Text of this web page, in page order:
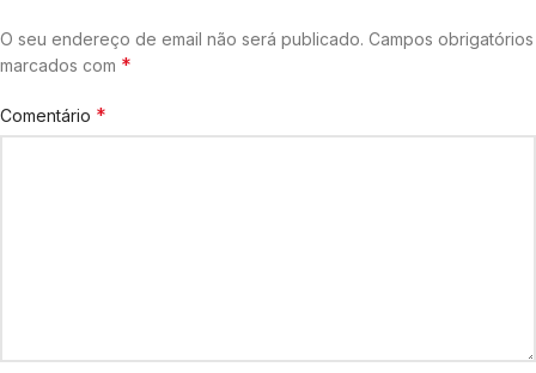
O seu endereço de email não será publicado. Campos obrigatórios
marcados com *
Comentário *